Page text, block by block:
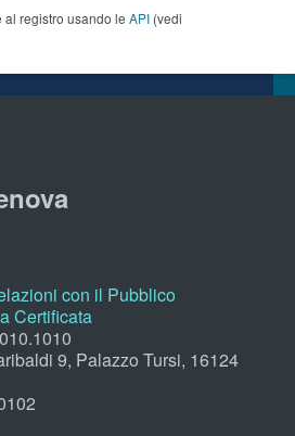
registro usando le API (vedi
con il Pubblico
Certificata
9, Palazzo Tursi, 16124